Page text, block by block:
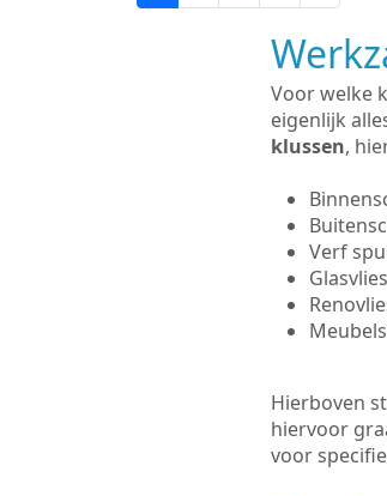
Voor welke
eigenlijk
klussen,
Verf
Hierboven
hiervoor
voor